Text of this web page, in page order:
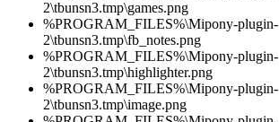
2\tbunsn3.tmp\games.png
%PROGRAM_FILES%\Mipony-plugin-
2\tbunsn3.tmp\fb_notes.png
%PROGRAM_FILES%\Mipony-plugin-
2\tbunsn3.tmp\highlighter.png
%PROGRAM_FILES%\Mipony-plugin-
2\tbunsn3.tmp\image.png